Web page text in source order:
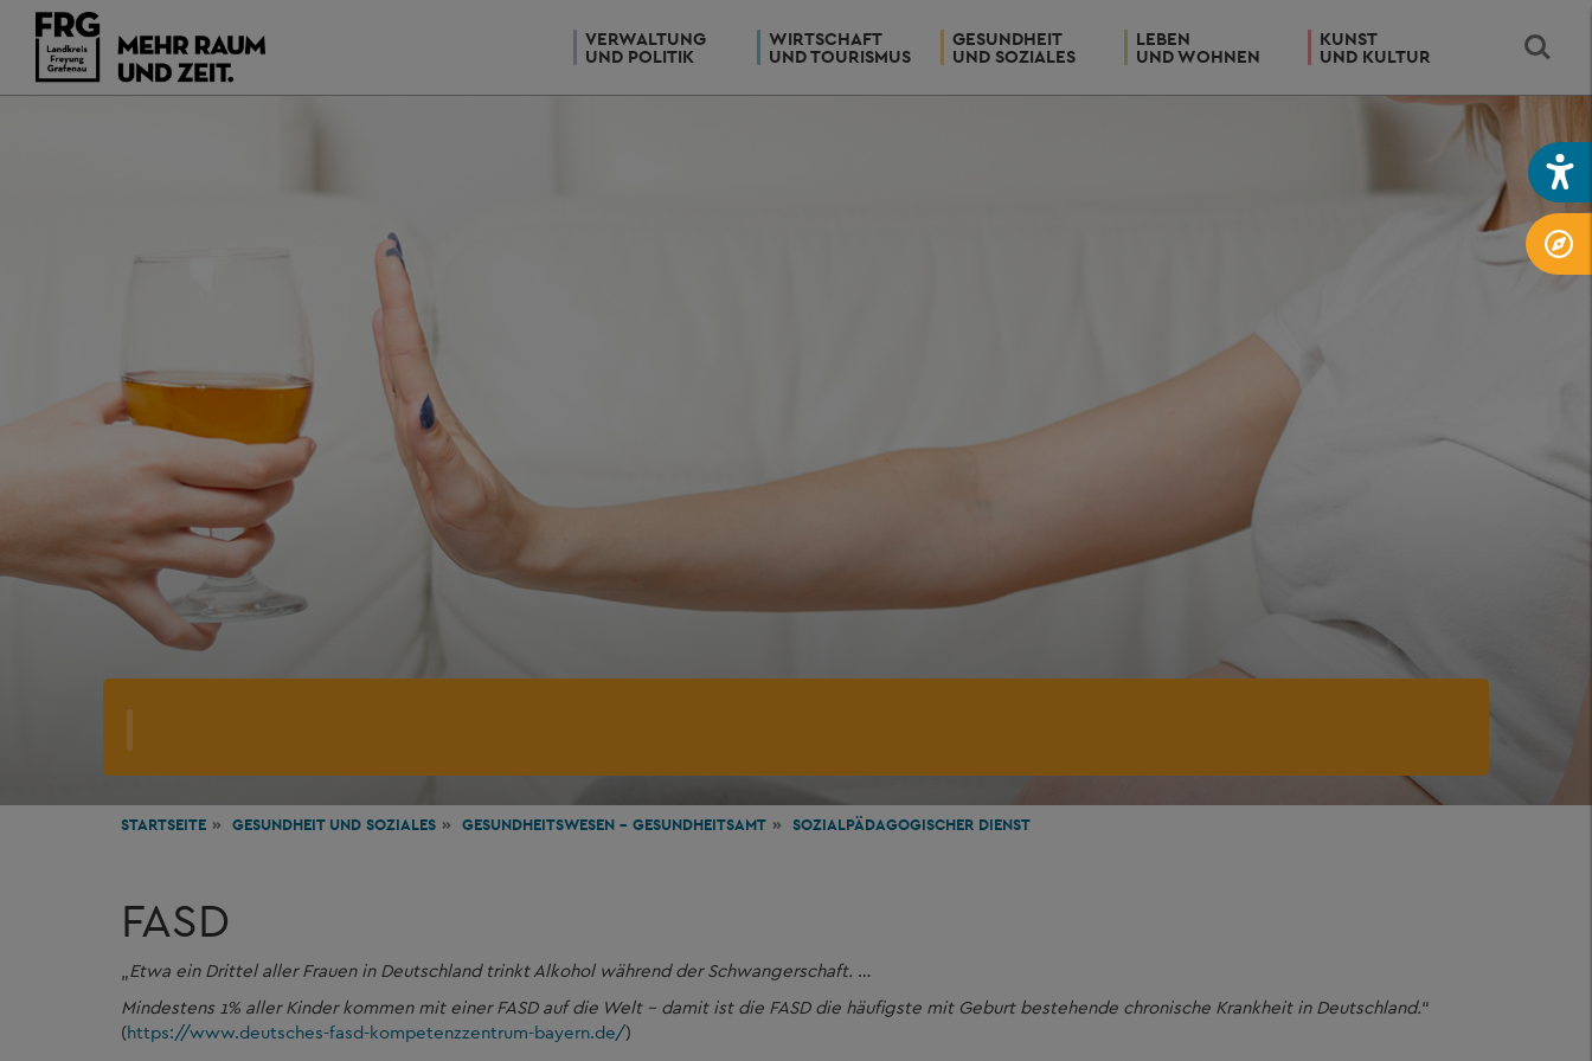
VERWALTUNG
UND POLITIK
WIRTSCHAFT
UND TOURISMUS
GESUNDHEIT
UND SOZIALES
LEBEN
UND WOHNEN
KUNST
UND KULTUR
STARTSEITE GESUNDHEIT UND SOZIALES GESUNDHEITSWESEN - GESUNDHEITSAMT SOZIALPÄDAGOGISCHER DIENST
FASD
Etwa ein Drittel aller Frauen in Deutschland trinkt Alkohol während der Schwangerschaft. …
Mindestens 1% aller Kinder kommen mit einer FASD auf die Welt – damit ist die FASD die häufigste mit Geburt bestehende chronische Krankheit in Deutschland.“
(https://www.deutsches-fasd-kompetenzzentrum-bayern.de/)